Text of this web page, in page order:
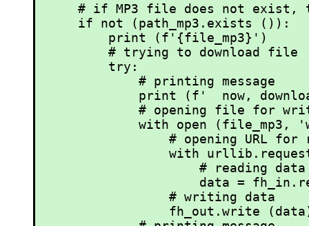
# if MP3 file does not exist,
    if not (path_mp3.exists ()):
        print (f'{file_mp3}')
        # trying to download file
        try:
            # printing message
print (f'  now,
# opening file for
with open (file_mp3,
# opening URL for
with
                    # reading data
data =
                # writing data
fh_out.write